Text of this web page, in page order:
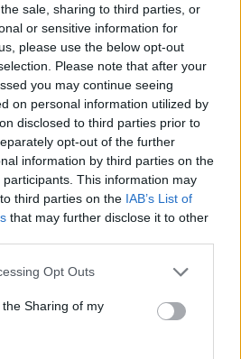
sale, sharing to third parties, or
or sensitive information for
please use the below opt-out
Please note that after your
you may continue seeing
on personal information utilized by
disclosed to third parties prior to
opt-out of the further
information by third parties on the
participants. This information may
third parties on the IAB’s List of
that may further disclose it to other
Opt Outs
Sharing of my
amb més modistes i gairebé
a concurs
juliol de 2026
serà una oportunitat també
a gaudir de les Festes Majors
juliol de 2026
lidera el cartell musical de les